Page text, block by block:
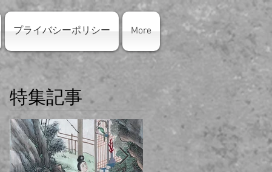
プライバシーポリシー More
特集記事